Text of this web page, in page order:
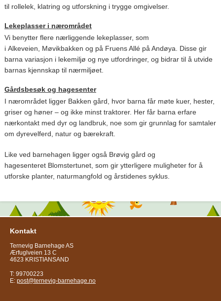
til rollelek, klatring og utforskning i trygge omgivelser.
Lekeplasser i nærområdet
Vi benytter flere nærliggende lekeplasser, som
i Alkeveien, Møvikbakken og på Fruens Allé på Andøya. Disse gir
barna variasjon i lekemiljø og nye utfordringer, og bidrar til å utvide
barnas kjennskap til nærmiljøet.
Gårdsbesøk og hagesenter
I nærområdet ligger Bakken gård, hvor barna får møte kuer, hester,
griser og høner – og ikke minst traktorer. Her får barna erfare
nærkontakt med dyr og landbruk, noe som gir grunnlag for samtaler
om dyrevelferd, natur og bærekraft.
Like ved barnehagen ligger også Brøvig gård og
hagesenteret Blomstertunet, som gir ytterligere muligheter for å
utforske planter, naturmangfold og årstidenes syklus.
Kontakt
Ternevig Barnehage AS
Ærfuglveien 13 C
4623 KRISTIANSAND
T: 99700223
E: post@ternevig-barnehage.no